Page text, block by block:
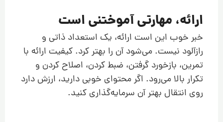
ارائه، مهارتی آموختنی است
خبر خوب این است ارائه، یک استعداد ذاتی و
رازآلود نیست. می‌شود آن را بهتر کرد. کیفیت ارائه با
تمرین، بازخورد گرفتن، ضبط کردن، اصلاح کردن و
تکرار بالا می‌رود. اگر محتوای خوبی دارید، ارزش دارد
روی انتقال بهتر آن سرمایه‌گذاری کنید.